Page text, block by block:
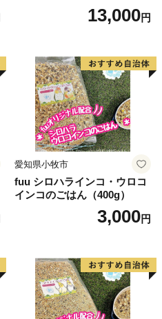
13,000円
愛知県小牧市
fuu シロハラインコ・ウロコ
インコのごはん（400g）
3,000円